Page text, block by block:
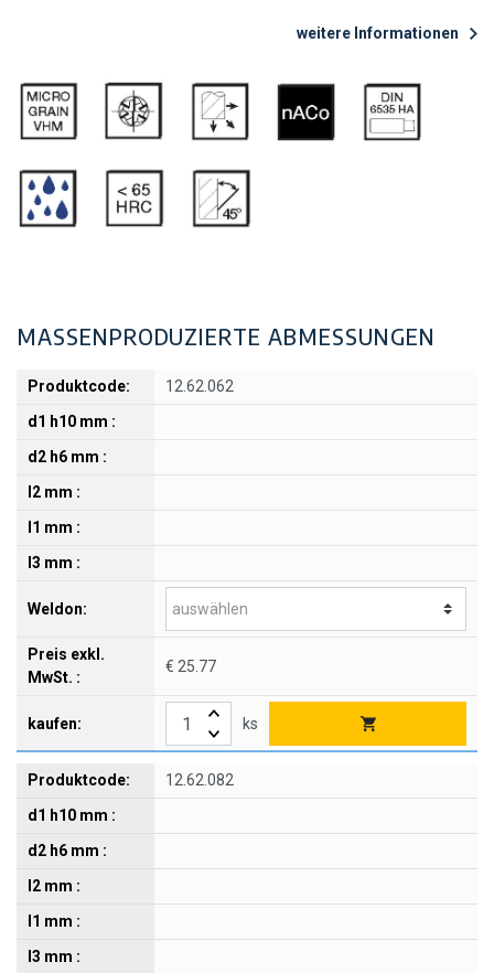
weitere Informationen
MASSENPRODUZIERTE ABMESSUNGEN
12.62.062
€ 25.77
ks
12.62.082